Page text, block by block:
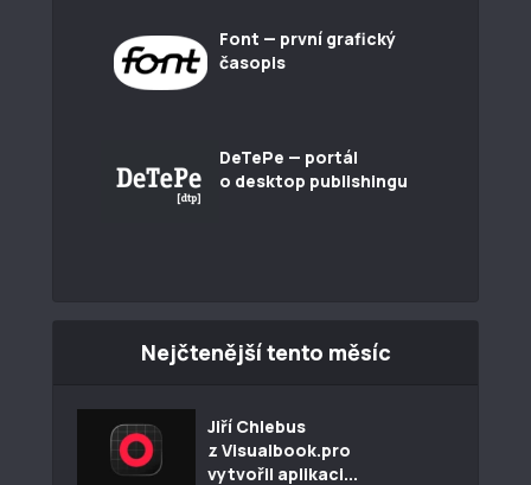
Font — první grafický
časopis
DeTePe — portál
o desktop publishingu
Nejčtenější tento měsíc
Jiří Chlebus
z Visualbook.pro
vytvořil aplikaci...